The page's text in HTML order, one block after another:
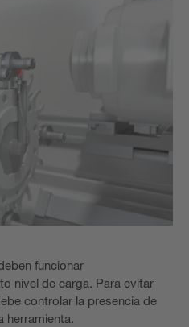
funcionar
nivel de carga. Para evitar
controlar la presencia de
herramienta.